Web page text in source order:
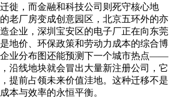
徙，而金融和科技公司则死守核心地
老厂房变成创意园区，北京五环外的亦
企业，深圳宝安区的电子厂正在向东莞
地价、环保政策和劳动力成本的综合博
业分布图还能预测下一个城市热点——
沿线地块就会冒出大量新注册公司，它
提前占领未来价值洼地。这种迁移不是
本与效率的永恒平衡。